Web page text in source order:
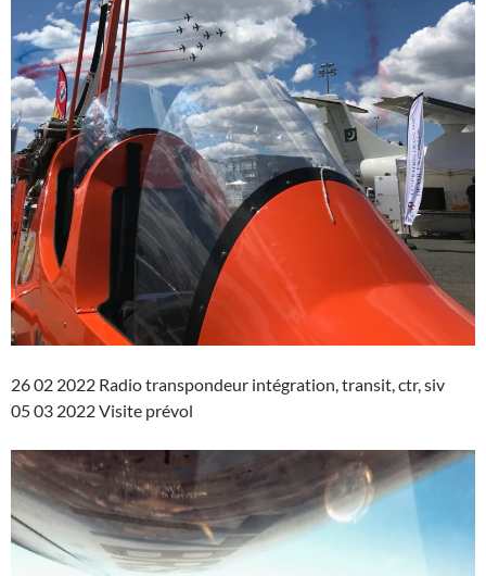
26 02 2022 Radio transpondeur intégration, transit, ctr, siv
05 03 2022 Visite prévol